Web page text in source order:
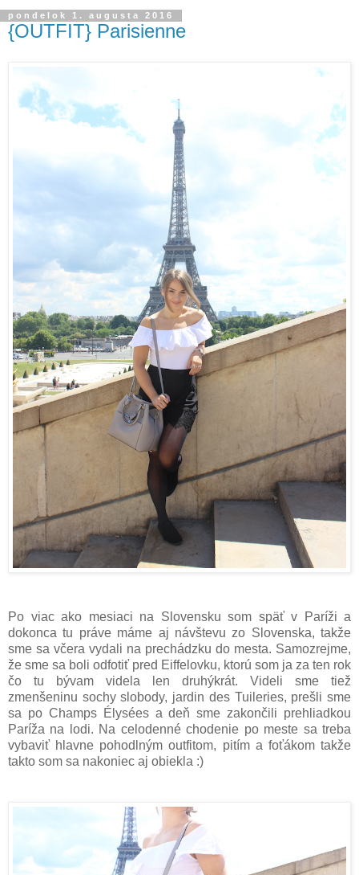
pondelok 1. augusta 2016
{OUTFIT} Parisienne
Po viac ako mesiaci na Slovensku som späť v Paríži a
dokonca tu práve máme aj návštevu zo Slovenska, takže
sme sa včera vydali na prechádzku do mesta. Samozrejme,
že sme sa boli odfotiť pred Eiffelovku, ktorú som ja za ten rok
čo tu bývam videla len druhýkrát. Videli sme tiež
zmenšeninu sochy slobody, jardin des Tuileries, prešli sme
sa po Champs Élysées a deň sme zakončili prehliadkou
Paríža na lodi. Na celodenné chodenie po meste sa treba
vybaviť hlavne pohodlným outfitom, pitím a foťákom takže
takto som sa nakoniec aj obiekla :)